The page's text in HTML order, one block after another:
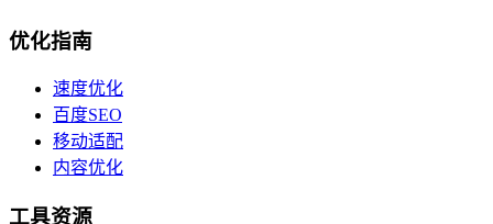
优化指南
速度优化
百度SEO
移动适配
内容优化
工具资源